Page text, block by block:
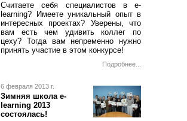
Считаете себя специалистов в e-
learning? Имеете уникальный опыт в
интересных проектах? Уверены, что
вам есть чем удивить коллег по
цеху? Тогда вам непременно нужно
принять участие в этом конкурсе!
Подробнее...
6 февраля 2013 г.
Зимняя школа e-
learning 2013
состоялась!